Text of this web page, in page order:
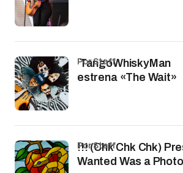
TangoWhiskyMan
estrena «The Wait»
por Staff
!!! (Chk Chk Chk)
Wanted Was a
por Staff